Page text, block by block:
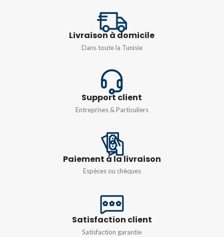
UT 10BU,UT 16BU
2,5BU
Livraison à domicile
Dans toute la Tunisie
Support client
Entreprises & Particuliers
Paiement à la livraison
Espèces ou chèques
Satisfaction client
Satisfaction garantie